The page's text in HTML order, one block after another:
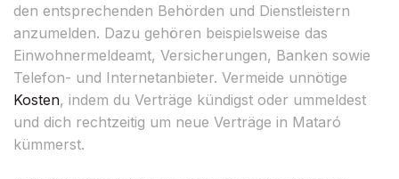
den entsprechenden Behörden und Dienstleistern
anzumelden. Dazu gehören beispielsweise das
Einwohnermeldeamt, Versicherungen, Banken sowie
Telefon- und Internetanbieter. Vermeide unnötige
Kosten, indem du Verträge kündigst oder ummeldest
und dich rechtzeitig um neue Verträge in Mataró
kümmerst.